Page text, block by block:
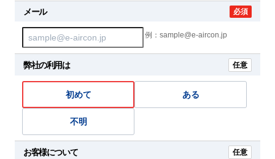
メール 必須
例：sample@e-aircon.jp
弊社の利用は 任意
初めて ある
不明
お客様について 任意